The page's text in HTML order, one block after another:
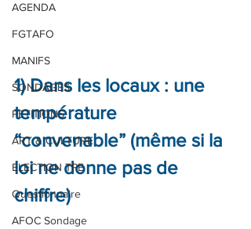
AGENDA
FGTAFO
MANIFS
SONDAGES
PETITIONS
ART & CULTURE
ELECTION TPE
Questionnaire
AFOC Sondage
1) Dans les locaux : une
température
“convenable” (même si la
loi ne donne pas de
chiffre)